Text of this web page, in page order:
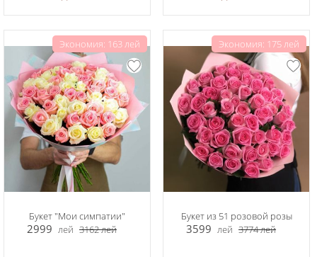
Экономия: 163 лей
Букет "Мои симпатии"
2999 лей 3162лей
Экономия: 175 лей
Букет из 51 розовой розы
3599 лей 3774лей